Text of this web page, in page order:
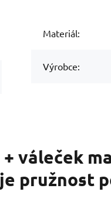
Materiál:
Výrobce:
váleček
pružnost